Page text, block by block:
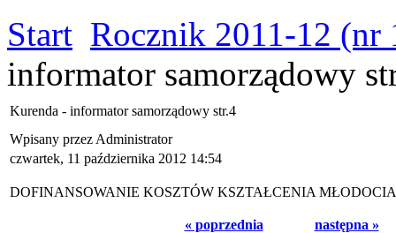
Start Rocznik 2011-12 (nr
informator samorządowy
Kurenda - informator samorządowy str.4
Wpisany przez Administrator
czwartek, 11 października 2012 14:54
DOFINANSOWANIE KOSZTÓW KSZTAŁCENIA
« poprzednia następna »